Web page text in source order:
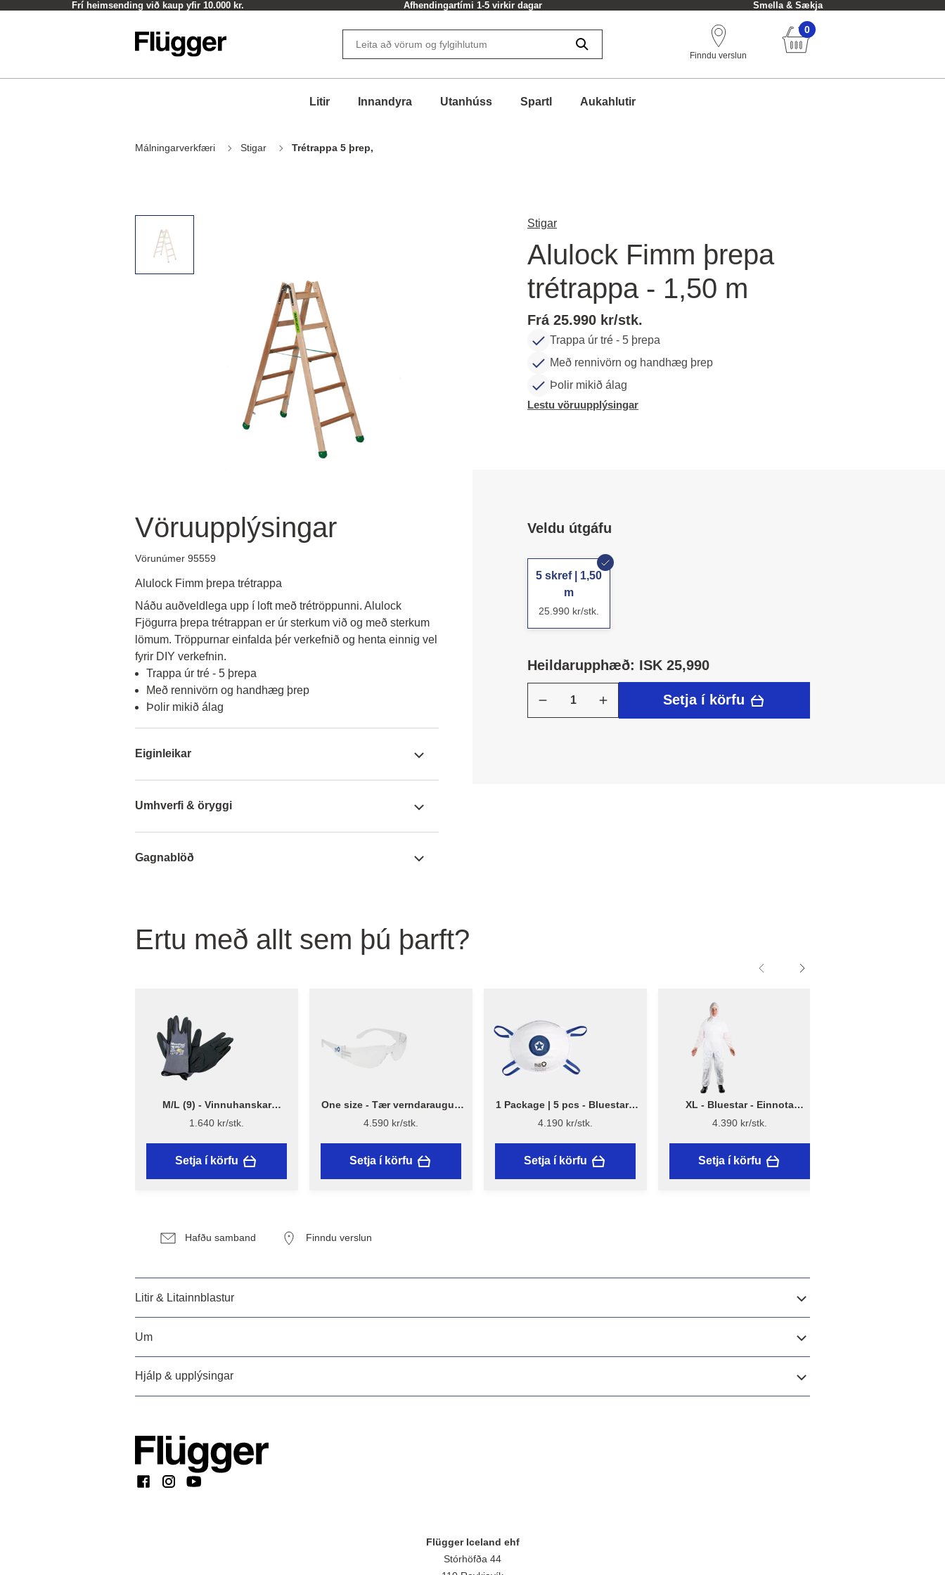
Frí heimsending við kaup yfir 10.000 kr. Afhendingartími 1-5 virkir dagar Smella & Sækja
Finndu verslun
0
Litir Innandyra Utanhúss Spartl Aukahlutir
Málningarverkfæri Stigar Trétrappa 5 þrep,
Vöruupplýsingar
Vörunúmer 95559
Alulock Fimm þrepa trétrappa
Náðu auðveldlega upp í loft með trétröppunni. Alulock
Fjögurra þrepa trétrappan er úr sterkum við og með sterkum
lömum. Tröppurnar einfalda þér verkefnið og henta einnig vel
fyrir DIY verkefnin.
Trappa úr tré - 5 þrepa
Með rennivörn og handhæg þrep
Þolir mikið álag
Eiginleikar
Umhverfi & öryggi
Gagnablöð
Stigar
Alulock Fimm þrepa
trétrappa - 1,50 m
Frá 25.990 kr/stk.
Trappa úr tré - 5 þrepa
Með rennivörn og handhæg þrep
Þolir mikið álag
Lestu vöruupplýsingar
Veldu útgáfu
5 skref | 1,50
m
25.990 kr/stk.
Heildarupphæð: ISK 25,990
Setja í körfu
Ertu með allt sem þú þarft?
M/L (9) - Vinnuhanskar
MaxiFlex 42-874
1.640 kr/stk.
Setja í körfu
One size - Tær verndaraugu -
Light - Bluestar
4.590 kr/stk.
Setja í körfu
1 Package | 5 pcs - Bluestar -
Einnota rykgrímur með ventli
4.190 kr/stk.
Setja í körfu
XL - Bluestar - Einnota
málningargalli
4.390 kr/stk.
Setja í körfu
Hafðu samband Finndu verslun
Litir & Litainnblastur
Um
Hjálp & upplýsingar
Flügger Iceland ehf
Stórhöfða 44